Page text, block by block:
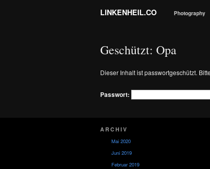
LINKENHEIL.CO Photography
Geschützt: Opa
Dieser Inhalt ist passwortgeschützt.
Passwort:
ARCHIV
Mai 2020
Juni 2019
Februar 2019